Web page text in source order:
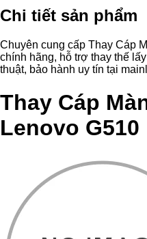
Chi tiết sản phẩm
Chuyên cung cấp Thay Cáp
chính hãng, hỗ trợ thay thế
thuật, bảo hành uy tín tại
Thay Cáp
Lenovo G510